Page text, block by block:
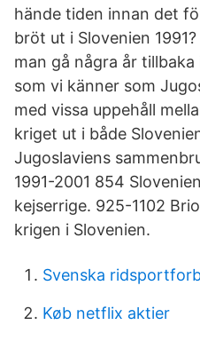
hände tiden innan det
bröt ut i Slovenien
man gå några år
som vi känner som
med vissa uppehåll
kriget ut i både
Jugoslaviens
1991-2001 854
kejserrige. 925-1102
krigen i Slovenien.
Svenska
Køb netflix aktier